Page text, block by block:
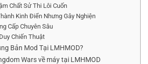
Chất Sử Thi Lôi Cuốn
Kinh Điển Nhưng Gây Nghiện
Cấp Chuyên Sâu
Chiến Thuật
Bản Mod Tại LMHMOD?
Wars về máy tại LMHMOD